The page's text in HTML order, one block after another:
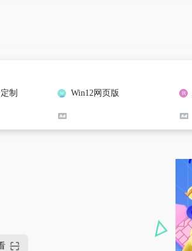
制 Win12网页版